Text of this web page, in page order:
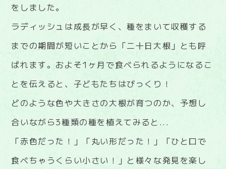
をしました。
ラディッシュは成長が早く、種をまいて収穫する
までの期間が短いことから「二十日大根」とも呼
ばれます。およそ1ヶ月で食べられるようになるこ
とを伝えると、子どもたちはびっくり！
どのような色や大きさの大根が育つのか、予想し
合いながら3種類の種を植えてみると...
「赤色だった！」「丸い形だった！」「ひと口で
食べちゃうくらい小さい！」と様々な発見を楽し